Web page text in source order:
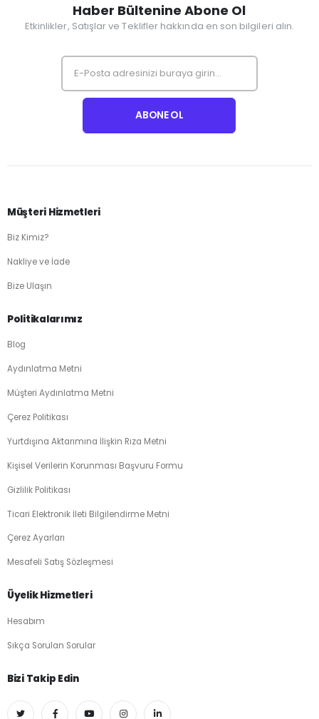
Haber Bültenine Abone Ol
Etkinlikler, Satışlar ve Teklifler hakkında en son bilgileri alın.
Müşteri Hizmetleri
Biz Kimiz?
Nakliye ve İade
Bize Ulaşın
Politikalarımız
Blog
Aydınlatma Metni
Müşteri Aydınlatma Metni
Çerez Politikası
Yurtdışına Aktarımına İlişkin Rıza Metni
Kişisel Verilerin Korunması Başvuru Formu
Gizlilik Politikası
Ticari Elektronik İleti Bilgilendirme Metni
Çerez Ayarları
Mesafeli Satış Sözleşmesi
Üyelik Hizmetleri
Hesabım
Sıkça Sorulan Sorular
Bizi Takip Edin